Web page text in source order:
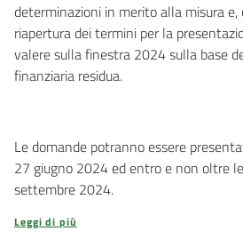
determinazioni in merito alla misura
riapertura dei termini per la
valere sulla finestra 2024 sulla base
finanziaria residua.
Le domande potranno essere
27 giugno 2024 ed entro e non oltre
settembre 2024.
Leggi di più